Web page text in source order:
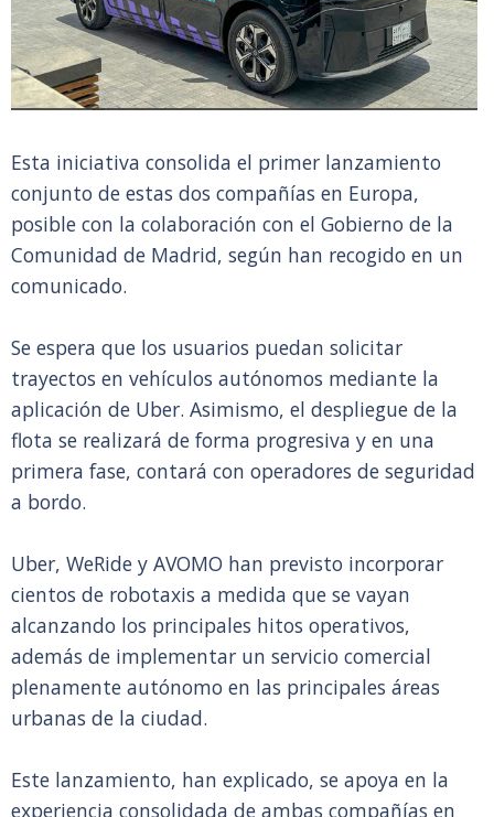
Esta iniciativa consolida el primer lanzamiento
conjunto de estas dos compañías en Europa,
posible con la colaboración con el Gobierno de la
Comunidad de Madrid, según han recogido en un
comunicado.
Se espera que los usuarios puedan solicitar
trayectos en vehículos autónomos mediante la
aplicación de Uber. Asimismo, el despliegue de la
flota se realizará de forma progresiva y en una
primera fase, contará con operadores de seguridad
a bordo.
Uber, WeRide y AVOMO han previsto incorporar
cientos de robotaxis a medida que se vayan
alcanzando los principales hitos operativos,
además de implementar un servicio comercial
plenamente autónomo en las principales áreas
urbanas de la ciudad.
Este lanzamiento, han explicado, se apoya en la
experiencia consolidada de ambas compañías en